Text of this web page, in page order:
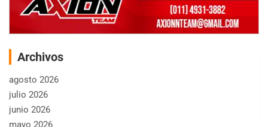
Archivos
agosto 2026
julio 2026
junio 2026
mayo 2026